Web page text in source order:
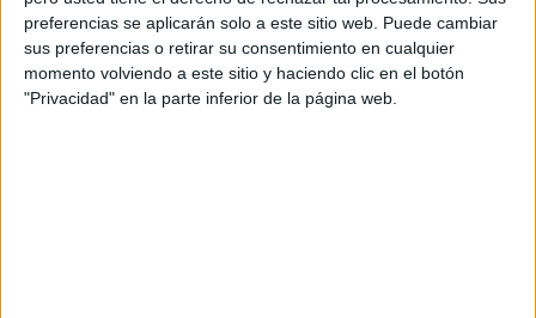
preferencias se aplicarán solo a este sitio web. Puede cambiar
sus preferencias o retirar su consentimiento en cualquier
momento volviendo a este sitio y haciendo clic en el botón
"Privacidad" en la parte inferior de la página web.
Equipo de cuentas: Inma Soriano, Sergio San
Millán, Raúl Romero